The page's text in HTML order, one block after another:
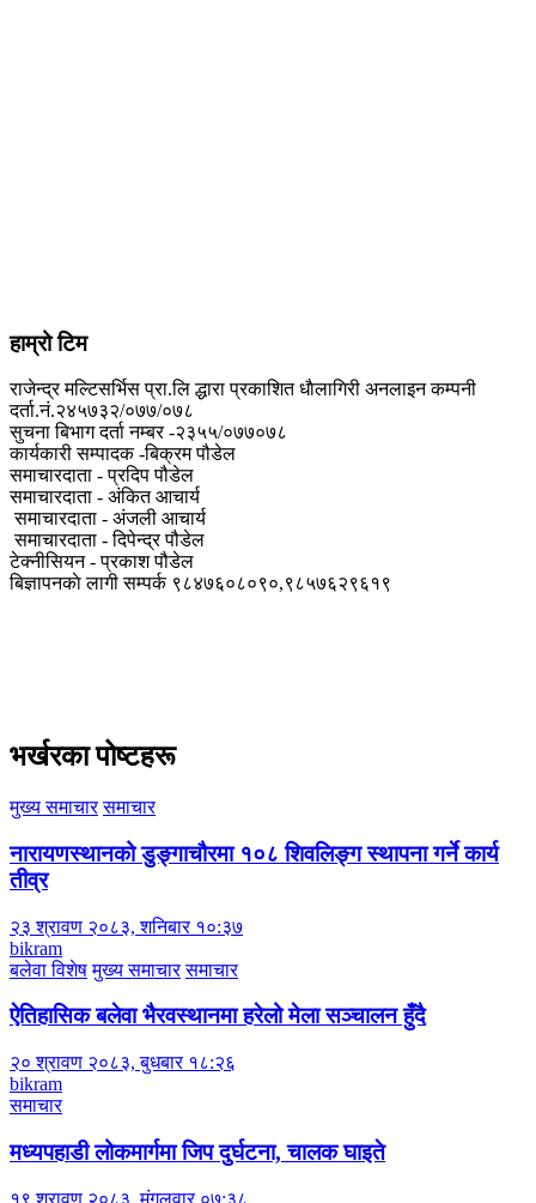
हाम्रो टिम
राजेन्द्र मल्टिसर्भिस प्रा.लि द्धारा प्रकाशित धाैलागिरी अनलाइन कम्पनी
दर्ता.नं.२४५७३२/०७७/०७८
सुचना बिभाग दर्ता नम्बर -२३५५/०७७०७८
कार्यकारी सम्पादक -बिक्रम पौडेल
समाचारदाता - प्रदिप पौडेल
समाचारदाता - अंकित आचार्य
समाचारदाता - अंजली आचार्य
समाचारदाता - दिपेन्द्र पौडेल
टेक्नीसियन - प्रकाश पौडेल
बिज्ञापनकाे लागी सम्पर्क ९८४७६०८०९०,९८५७६२९६१९
भर्खरका पोष्टहरू
मुख्य समाचार समाचार
नारायणस्थानको डुङ्गाचौरमा १०८ शिवलिङ्ग स्थापना गर्ने कार्य
तीव्र
२३ श्रावण २०८३, शनिबार १०:३७
bikram
बलेवा विशेष मुख्य समाचार समाचार
ऐतिहासिक बलेवा भैरवस्थानमा हरेलो मेला सञ्चालन हुँदै
२० श्रावण २०८३, बुधबार १८:२६
bikram
समाचार
मध्यपहाडी लोकमार्गमा जिप दुर्घटना, चालक घाइते
१९ श्रावण २०८३, मंगलवार ०७:३८